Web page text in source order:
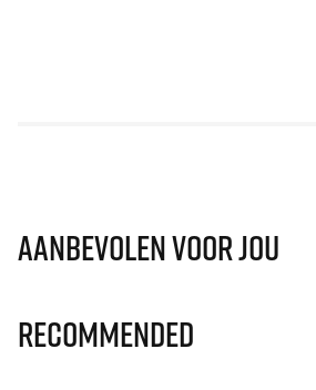
Aanbevolen voor jou
Recommended